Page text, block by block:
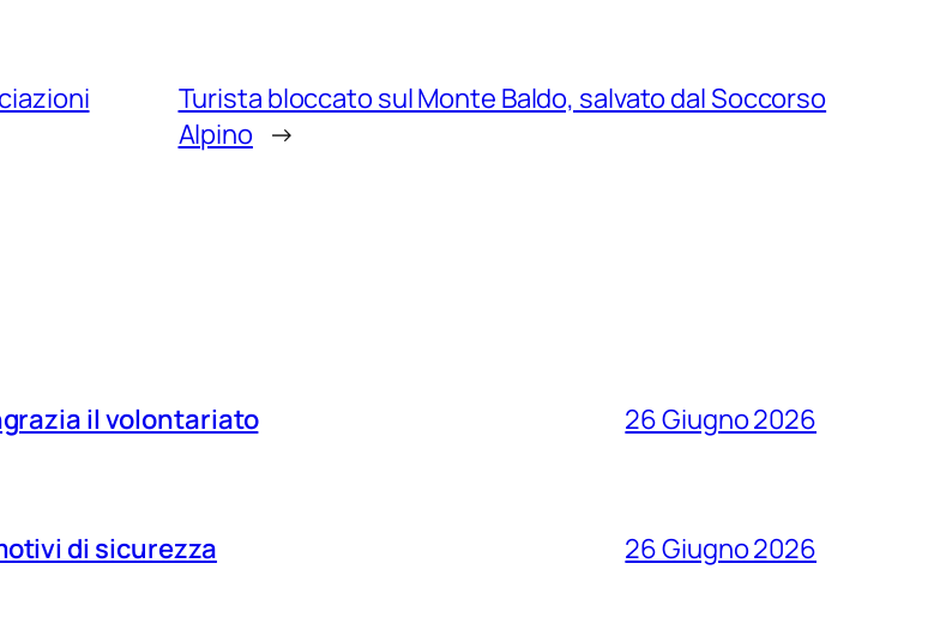
Turista bloccato sul Monte Baldo, salvato dal Soccorso
Alpino →
il volontariato 26 Giugno 2026
di sicurezza 26 Giugno 2026